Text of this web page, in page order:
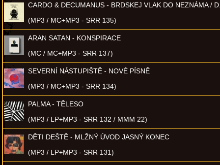
CARDO & DECUMANUS - BRDSKEJ VLAK DO NEZNÁMA /
(MP3 / MC+MP3 - SRR 135)
ARAN SATAN - KONSPIRACE
(MC / MC+MP3 - SRR 137)
SEVERNÍ NÁSTUPIŠTĚ - NOVÉ PÍSNĚ
(MP3 / MC+MP3 - SRR 134)
PALMA - TĚLESO
(MP3 / LP+MP3 - SRR 132 / MMM 22)
DĚTI DEŠTĚ - MLŽNÝ ÚVOD JASNÝ KONEC
(MP3 / LP+MP3 - SRR 131)